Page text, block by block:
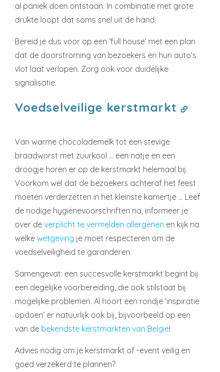
al paniek doen ontstaan. In combinatie met grote
drukte loopt dat soms snel uit de hand.
Bereid je dus voor op een ‘full house’ met een plan
dat de doorstroming van bezoekers en hun auto’s
vlot laat verlopen. Zorg ook voor duidelijke
signalisatie.
Voedselveilige kerstmarkt
Van warme chocolademelk tot een stevige
braadworst met zuurkool … een natje en een
droogje horen er op de kerstmarkt helemaal bij.
Voorkom wel dat de bezoekers achteraf het feest
moeten verderzetten in het kleinste kamertje … Leef
de nodige hygiënevoorschriften na, informeer je
over de verplicht te vermelden allergenen en kijk na
welke wetgeving je moet respecteren om de
voedselveiligheid te garanderen.
Samengevat: een succesvolle kerstmarkt begint bij
een degelijke voorbereiding, die ook stilstaat bij
mogelijke problemen. Al hoort een rondje ‘inspiratie
opdoen’ er natuurlijk ook bij, bijvoorbeeld op een
van de bekendste kerstmarkten van België!
Advies nodig om je kerstmarkt of -event veilig en
goed verzekerd te plannen?